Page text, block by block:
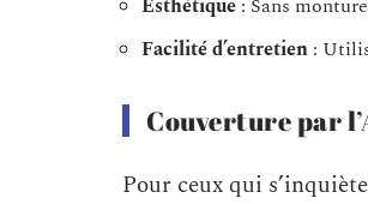
Esthétique : Sans
Facilité d’entretien :
Couverture par
Pour ceux qui